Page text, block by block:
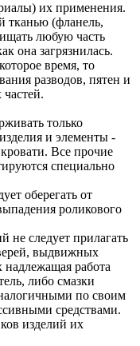
их применения.
тканью (фланель,
любую часть
она загрязнилась.
время, то
разводов, пятен и
только
и элементы -
Все прочие
специально
оберегать от
роликового
не следует прилагать
выдвижных
работа
либо смазки
по своим
средствами.
изделий их